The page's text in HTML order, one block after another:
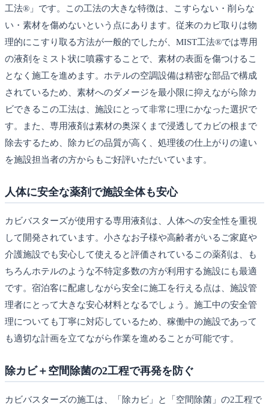
工法®」です。この工法の大きな特徴は、こすらない・削らな
い・素材を傷めないという点にあります。従来のカビ取りは物
理的にこすり取る方法が一般的でしたが、MIST工法®では専用
の液剤をミスト状に噴霧することで、素材の表面を傷つけるこ
となく施工を進めます。ホテルの空調設備は精密な部品で構成
されているため、素材へのダメージを最小限に抑えながら除カ
ビできるこの工法は、施設にとって非常に理にかなった選択で
す。また、専用液剤は素材の奥深くまで浸透してカビの根まで
除去するため、除カビの品質が高く、処理後の仕上がりの違い
を施設担当者の方からもご好評いただいています。
人体に安全な薬剤で施設全体も安心
カビバスターズが使用する専用液剤は、人体への安全性を重視
して開発されています。小さなお子様や高齢者がいるご家庭や
介護施設でも安心して使えると評価されているこの薬剤は、も
ちろんホテルのような不特定多数の方が利用する施設にも最適
です。宿泊客に配慮しながら安全に施工を行える点は、施設管
理者にとって大きな安心材料となるでしょう。施工中の安全管
理についても丁寧に対応しているため、稼働中の施設であって
も適切な計画を立てながら作業を進めることが可能です。
除カビ＋空間除菌の2工程で再発を防ぐ
カビバスターズの施工は、「除カビ」と「空間除菌」の2工程で